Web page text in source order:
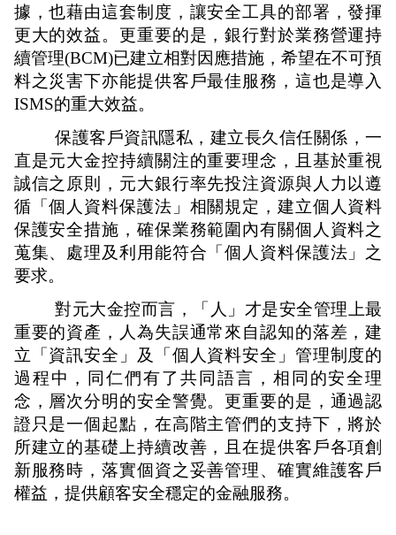
據，也藉由這套制度，讓安全工具的部署，發揮
更大的效益。更重要的是，銀行對於業務營運持
續管理(BCM)已建立相對因應措施，希望在不可預
料之災害下亦能提供客戶最佳服務，這也是導入
ISMS的重大效益。
保護客戶資訊隱私，建立長久信任關係，一
直是元大金控持續關注的重要理念，且基於重視
誠信之原則，元大銀行率先投注資源與人力以遵
循「個人資料保護法」相關規定，建立個人資料
保護安全措施， 確保業務範圍內有關個人資料之
蒐集、處理及利用能符合 「個人資料保護法」 之
要求。
對元大金控而言，「人」 才是安全管理上最
重要的資產，人為失誤通常來自認知的落差，建
立「資訊安全」及「個人資料安全」管理制度的
過程中，同仁們有了共同語言，相同的安全理
念，層次分明的安全警覺。更重要的是，通過認
證只是一個起點，在高階主管們的支持下，將於
所建立的基礎上持續改善，且在提供客戶各項創
新服務時，落實個資之妥善管理、確實維護客戶
權益， 提供顧客安全穩定的金融服務。